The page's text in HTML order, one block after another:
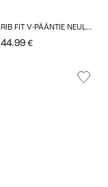
RIB FIT V-PÄÄNTIE NEULETAKIT
44.99 €